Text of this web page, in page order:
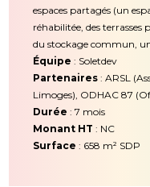
espaces partagés (un
réhabilitée, des terrasses
du stockage commun,
Équipe : Soletdev
Partenaires : ARSL
Limoges), ODHAC 87
Durée : 7 mois
Monant HT : NC
Surface : 658 m² SDP